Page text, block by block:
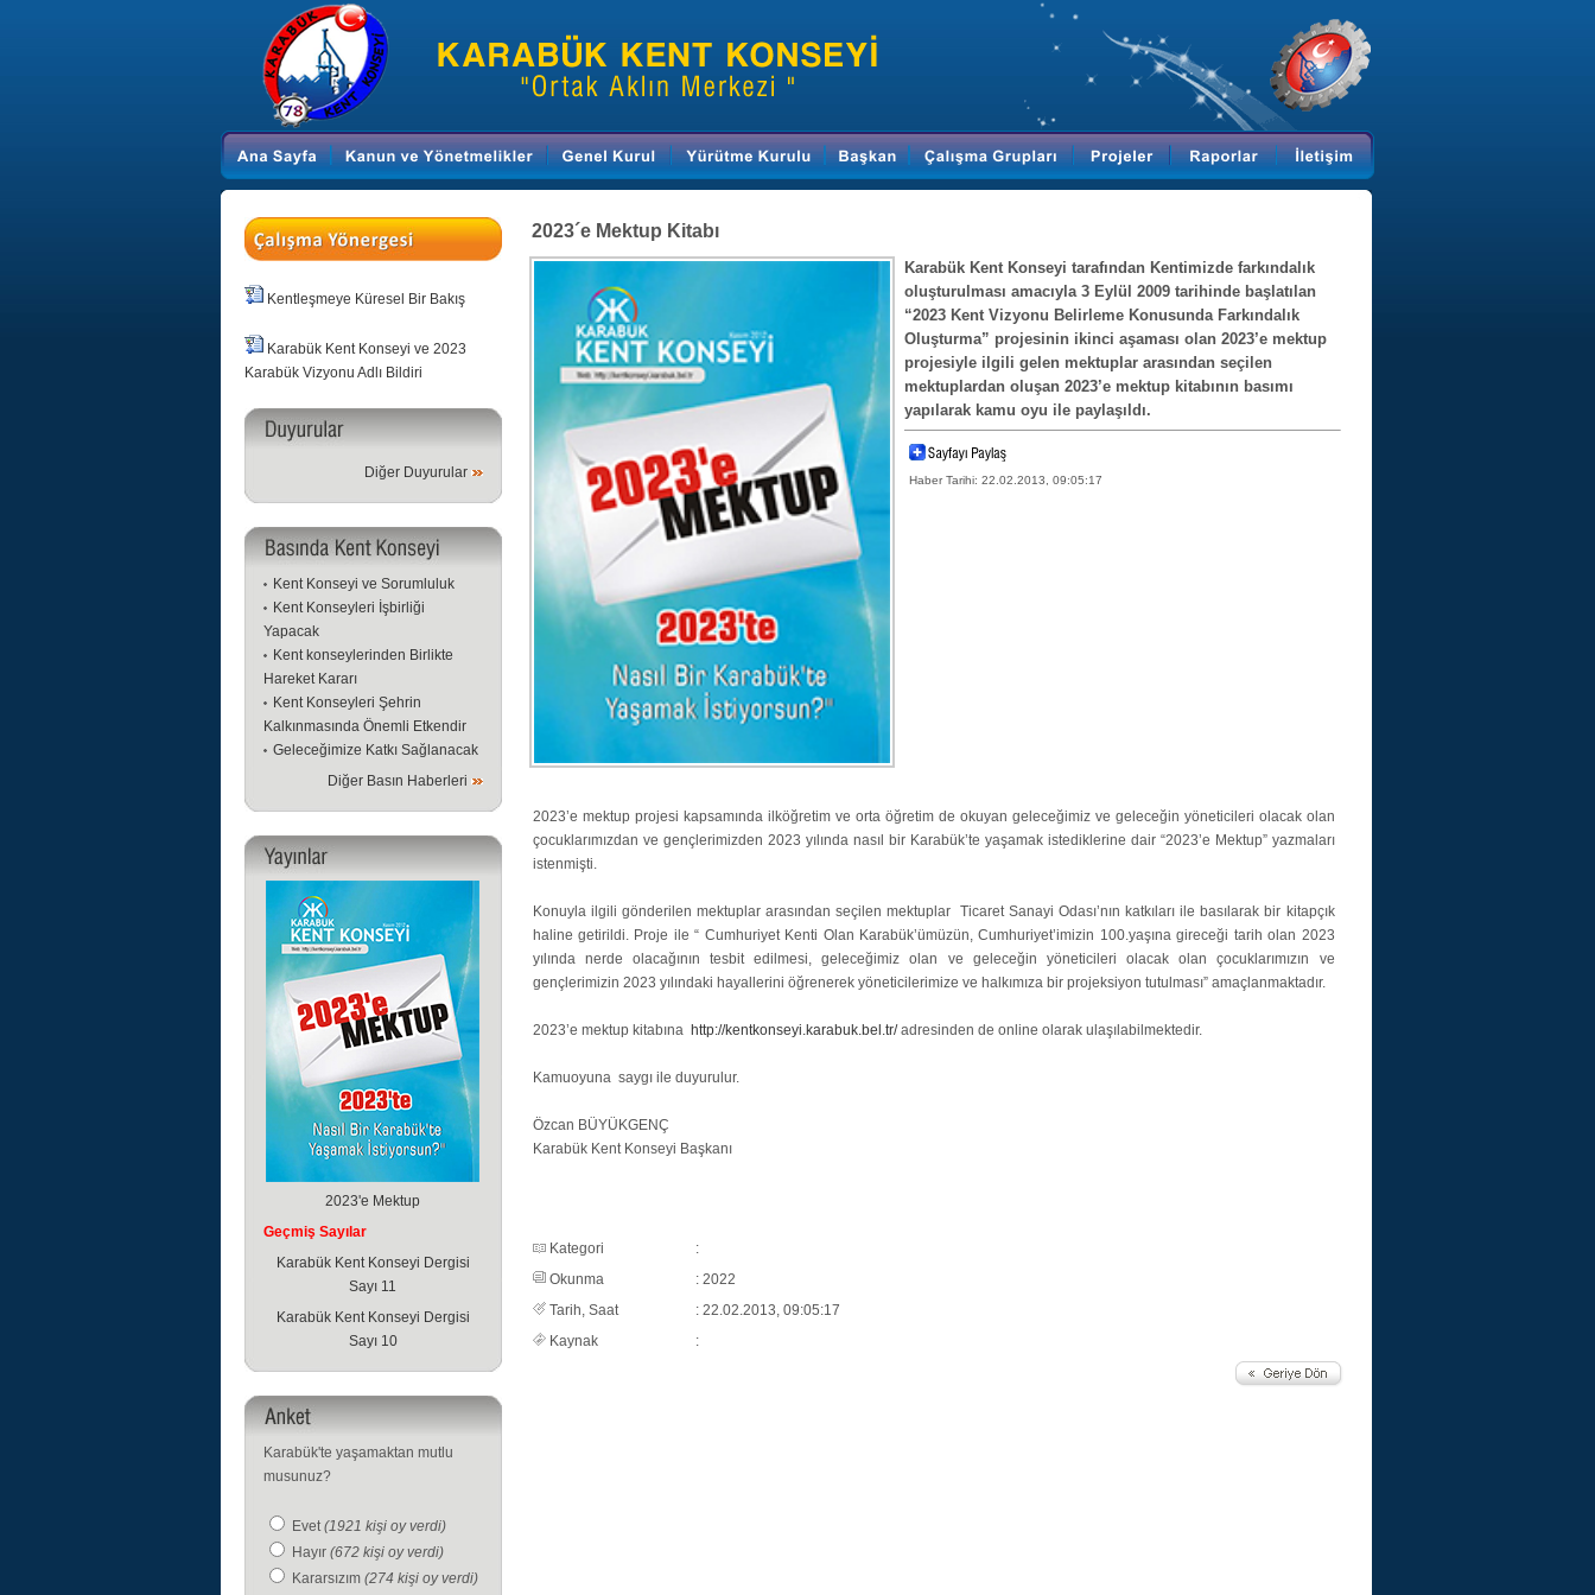
Kentleşmeye Küresel Bir Bakış
Karabük Kent Konseyi ve 2023
Karabük Vizyonu Adlı Bildiri
Diğer Duyurular
Kent Konseyi ve Sorumluluk
Kent Konseyleri İşbirliği
Yapacak
Kent konseylerinden Birlikte
Hareket Kararı
Kent Konseyleri Şehrin
Kalkınmasında Önemli Etkendir
Geleceğimize Katkı Sağlanacak
Diğer Basın Haberleri
2023'e Mektup
Geçmiş Sayılar
Karabük Kent Konseyi Dergisi
Sayı 11
Karabük Kent Konseyi Dergisi
Sayı 10
Karabük'te yaşamaktan mutlu
musunuz?
Evet(1921 kişi oy verdi)
Hayır (672 kişi oy verdi)
Kararsızım (274 kişi oy verdi)
2023´e Mektup Kitabı
Karabük Kent Konseyi tarafından Kentimizde farkındalık
oluşturulması amacıyla 3 Eylül 2009 tarihinde başlatılan
“2023 Kent Vizyonu Belirleme Konusunda Farkındalık
Oluşturma” projesinin ikinci aşaması olan 2023’e mektup
projesiyle ilgili gelen mektuplar arasından seçilen
mektuplardan oluşan 2023’e mektup kitabının basımı
yapılarak kamu oyu ile paylaşıldı.
Haber Tarihi: 22.02.2013, 09:05:17
2023’e mektup projesi kapsamında ilköğretim ve orta öğretim de okuyan geleceğimiz ve geleceğin yöneticileri olacak olan
çocuklarımızdan ve gençlerimizden 2023 yılında nasıl bir Karabük’te yaşamak istediklerine dair “2023’e Mektup” yazmaları
istenmişti.
Konuyla ilgili gönderilen mektuplar arasından seçilen mektuplar Ticaret Sanayi Odası’nın katkıları ile basılarak bir kitapçık
haline getirildi. Proje ile “ Cumhuriyet Kenti Olan Karabük’ümüzün, Cumhuriyet’imizin 100.yaşına gireceği tarih olan 2023
yılında nerde olacağının tesbit edilmesi, geleceğimiz olan ve geleceğin yöneticileri olacak olan çocuklarımızın ve
gençlerimizin 2023 yılındaki hayallerini öğrenerek yöneticilerimize ve halkımıza bir projeksiyon tutulması” amaçlanmaktadır.
2023’e mektup kitabına http://kentkonseyi.karabuk.bel.tr/adresinden de online olarak ulaşılabilmektedir.
Kamuoyuna saygı ile duyurulur.
Özcan BÜYÜKGENÇ
Karabük Kent Konseyi Başkanı
Kategori
:
Okunma
: 2022
Tarih, Saat
: 22.02.2013, 09:05:17
Kaynak
: